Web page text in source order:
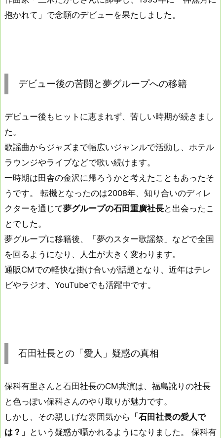
抱かれて」で念願のデビューを果たしました。
デビュー後の苦闘と夢グループへの移籍
デビュー後もヒットに恵まれず、苦しい時期が続きまし
た。
歌謡曲からジャズまで幅広いジャンルで活動し、ホテル
ラウンジやライブなどで歌い続けます。
一時期は田舎の金沢に帰ろうかと考えたこともあったそ
うです。 転機となったのは2008年、知り合いのディレ
クターを通じて夢グループの石田重廣社長と出会ったこ
とでした。
夢グループに移籍後、「夢のスター歌謡祭」などで全国
を回るようになり、人生が大きく変わります。
通販CMでの軽快な掛け合いが話題となり、近年はテレ
ビやラジオ、YouTubeでも活躍中です。
石田社長との「愛人」疑惑の真相
保科有里さんと石田社長のCM共演は、福島訛りの社長
と色っぽい保科さんのやり取りが魅力です。
しかし、その親しげな雰囲気から 「石田社長の愛人で
は？」 という疑惑が囁かれるようになりました。 保科有